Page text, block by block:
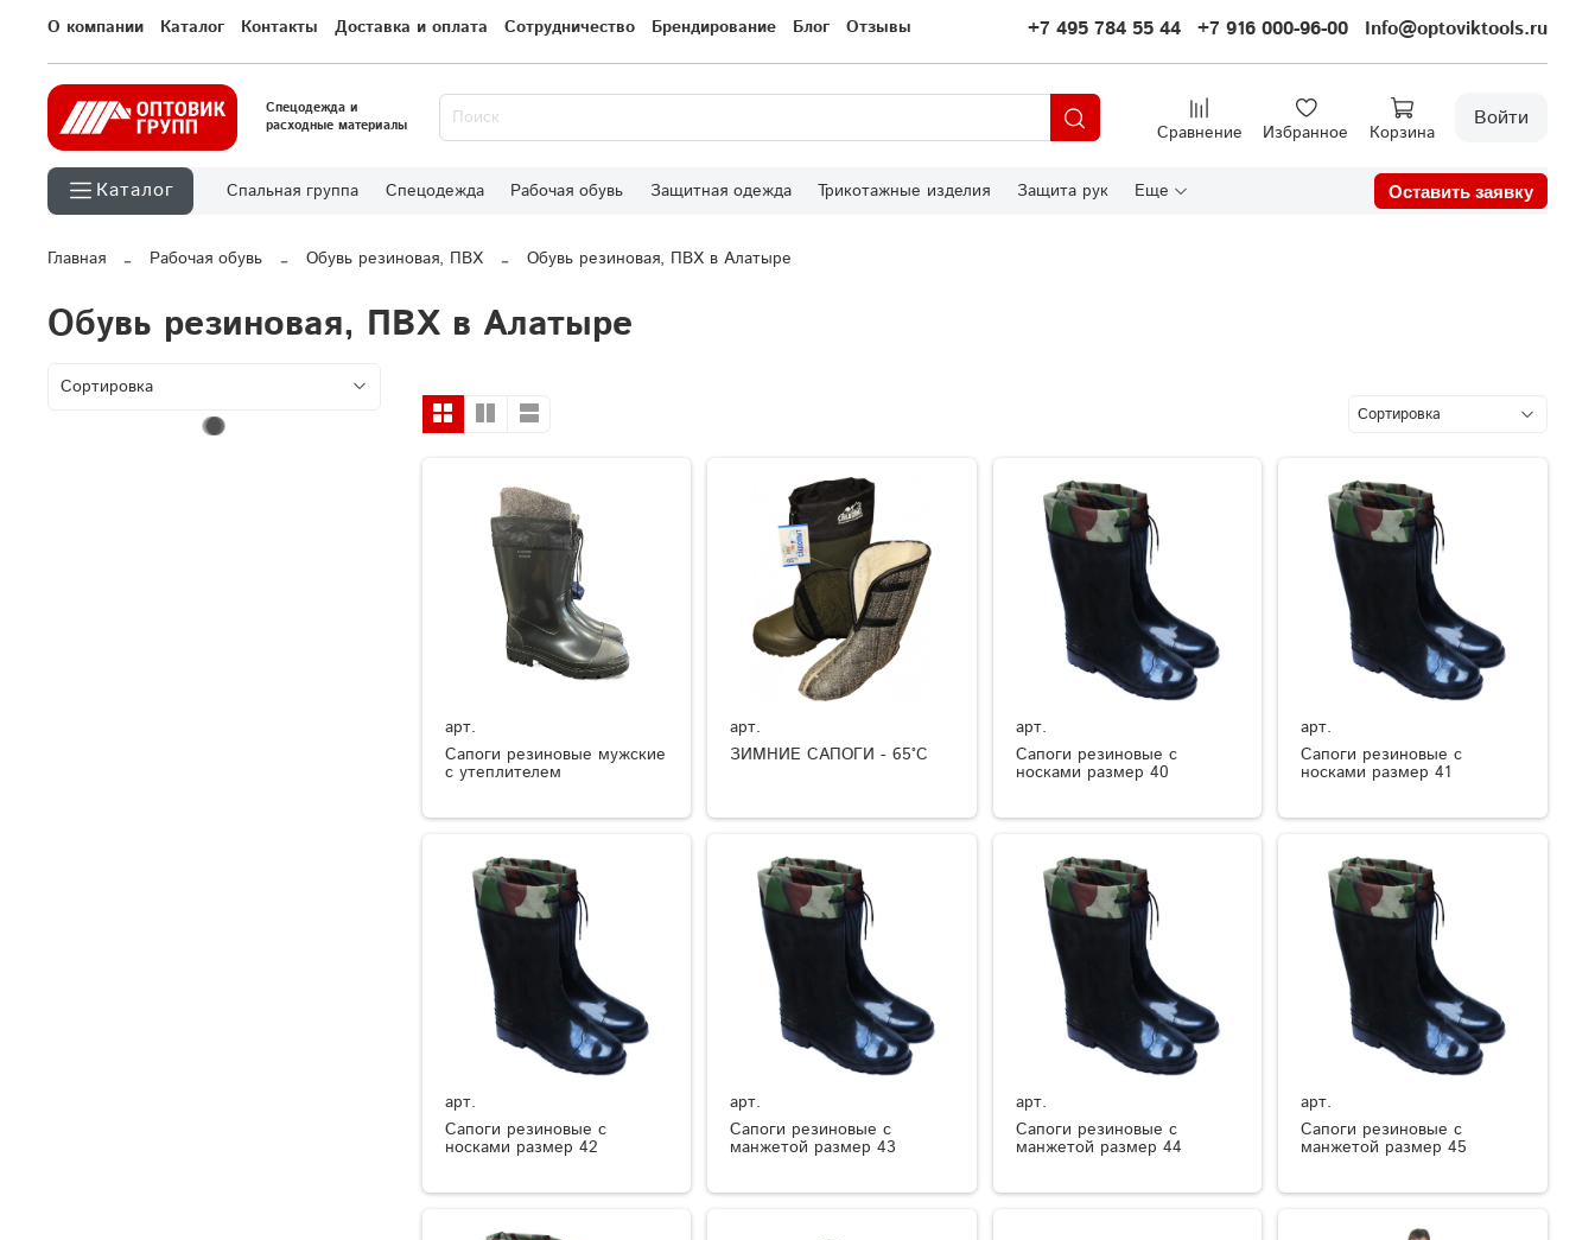
О компании Каталог Контакты Доставка и оплата Сотрудничество Брендирование Блог Отзывы +7 495 784 55 44 +7 916 000-96-00 Info@optoviktools.ru
Спецодежда и
расходные материалы
Сравнение Избранное Корзина
Войти
Каталог Спальная группа Спецодежда Рабочая обувь Защитная одежда Трикотажные изделия Защита рук Еще Оставить заявку
Главная Рабочая обувь Обувь резиновая, ПВХ Обувь резиновая, ПВХ в Алатыре
Обувь резиновая, ПВХ в Алатыре
арт.
Сапоги резиновые мужские
с утеплителем
арт.
ЗИМНИЕ САПОГИ - 65°C
арт.
Сапоги резиновые с
носками размер 40
арт.
Сапоги резиновые с
носками размер 41
арт.
Сапоги резиновые с
носками размер 42
арт.
Сапоги резиновые с
манжетой размер 43
арт.
Сапоги резиновые с
манжетой размер 44
арт.
Сапоги резиновые с
манжетой размер 45